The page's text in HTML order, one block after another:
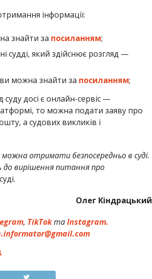
інформації:
знайти за посиланням;
судді, який здійснює розгляд —
можна знайти за посиланням;
досі є онлайн-сервіс —
то можна подати заяву про
а судових викликів і
можна отримати безпосередньо в суді.
до вирішення питання про
Олег Кіндрацький
, TikTokтаInstagram.